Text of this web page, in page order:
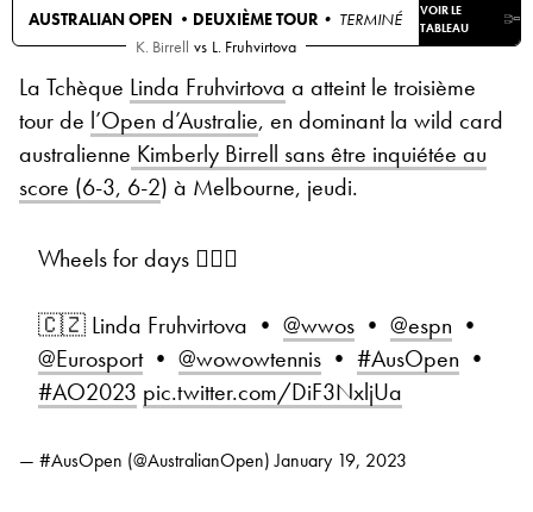
AUSTRALIAN OPEN • DEUXIÈME TOUR • TERMINÉ
VOIR LE
TABLEAU
K. Birrell vs L. Fruhvirtova
La Tchèque Linda Fruhvirtova a atteint le troisième
tour de l’Open d’Australie, en dominant la wild card
australienne Kimberly Birrell sans être inquiétée au
score (6-3, 6-2) à Melbourne, jeudi.
Wheels for days 🏃🏻‍♀️
🇨🇿 Linda Fruhvirtova • @wwos • @espn •
@Eurosport• @wowowtennis • #AusOpen •
#AO2023 pic.twitter.com/DiF3NxljUa
— #AusOpen (@AustralianOpen)January 19, 2023